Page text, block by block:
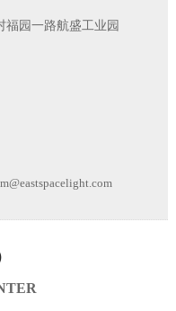
福园一路航盛工业园